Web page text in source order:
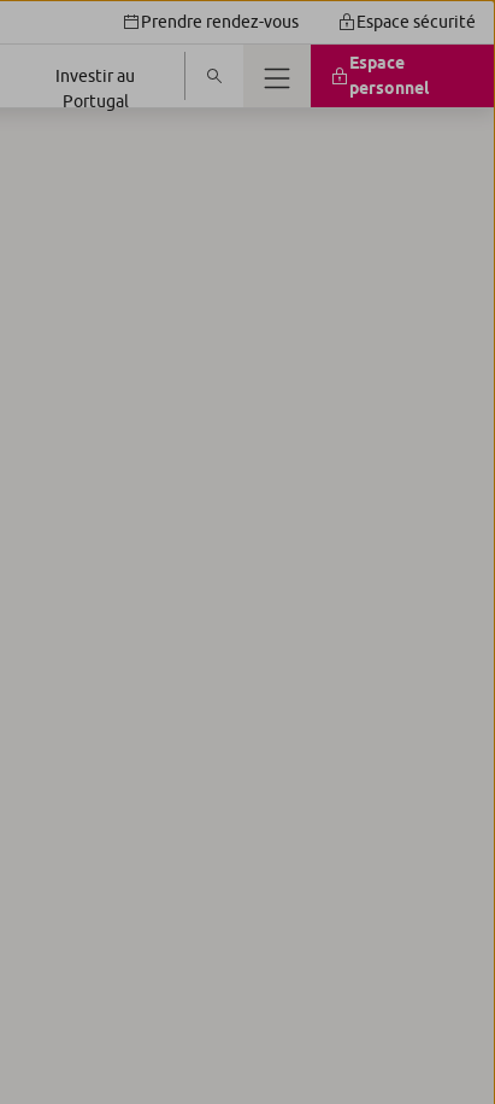
Prendre rendez-vous Espace sécurité
Investir au
Portugal
Espace
personnel